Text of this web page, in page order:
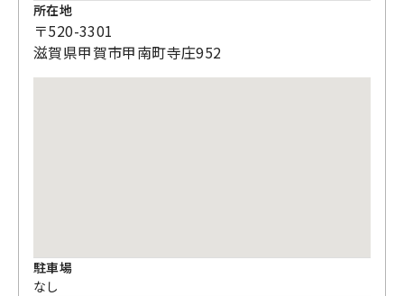
所在地
〒520-3301
滋賀県甲賀市甲南町寺庄952
駐車場
なし